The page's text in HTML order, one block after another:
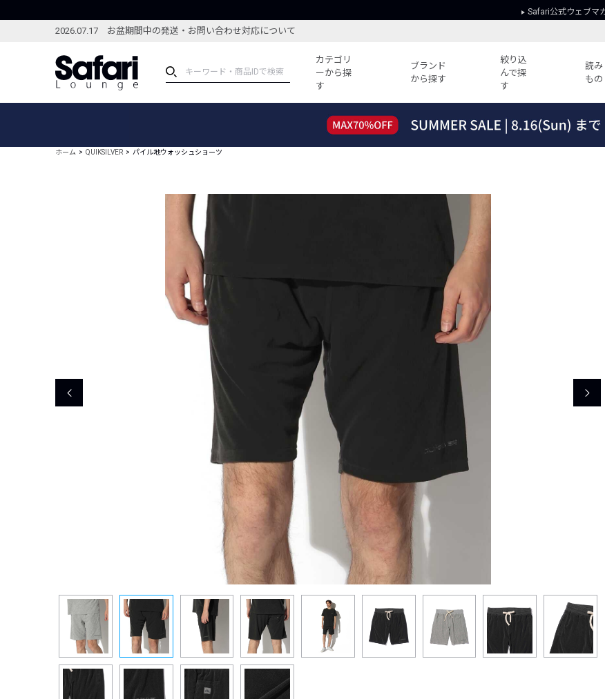
Safari公式ウェブマ
2026.07.17 お盆期間中の発送・お問い合わせ対応について
カテゴリ
ーから探
す
ブランド
から探す
絞り込
んで探
す
読み
もの
ブランドから探す
コーディネート
すべての記事
HOTなコーデ TOP20
新ブランドご紹介！
人気記事ランキング
バイヤーズ レコメンド
今週の別注アイテム
ウィークリーコーデ
レコメンドアイテム
ピックアップアイテム
フォーカスブランド
セールおすすめアイテム
人気アイテム TOP 15
特定商取
ホーム QUIKSILVER パイル地ウォッシュショーツ